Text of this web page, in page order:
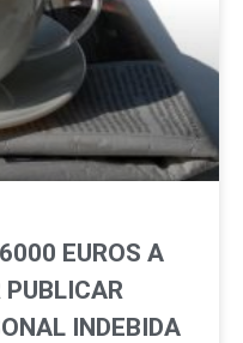
EUROS A
PUBLICAR
INDEBIDA